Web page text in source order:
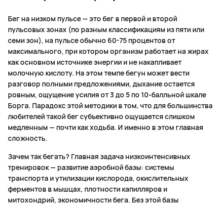
Бег на низком пульсе — это бег в первой и второй
пульсовых зонах (по разным классификациям из пяти или
семи зон), на пульсе обычно 60-75 процентов от
максимального, при котором организм работает на жирах
как основном источнике энергии и не накапливает
молочную кислоту. На этом темпе бегун может вести
разговор полными предложениями, дыхание остается
ровным, ощущение усилия от 3 до 5 по 10-балльной шкале
Борга. Парадокс этой методики в том, что для большинства
любителей такой бег субъективно ощущается слишком
медленным — почти как ходьба. И именно в этом главная
сложность.
Зачем так бегать? Главная задача низкоинтенсивных
тренировок — развитие аэробной базы: системы
транспорта и утилизации кислорода, окислительных
ферментов в мышцах, плотности капилляров и
митохондрий, экономичности бега. Без этой базы